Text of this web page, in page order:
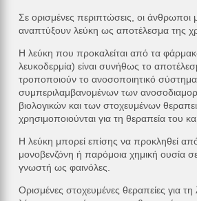
Σε ορισμένες περιπτώσεις, οι
αναπτύξουν λεύκη ως αποτέλεσμα της
Η λεύκη που προκαλείται από τα
λευκοδερμία) είναι συνήθως το
τροποποιούν το ανοσοποιητικό σύστημα,
συμπεριλαμβανομένων των
βιολογικών και των στοχευμένων
χρησιμοποιούνται για τη θεραπεία του
Η λεύκη μπορεί επίσης να προκληθεί
μονοβενζόνη ή παρόμοια χημική ουσία
γνωστή ως φαινόλες.
Ορισμένες στοχευμένες θεραπείες για τη